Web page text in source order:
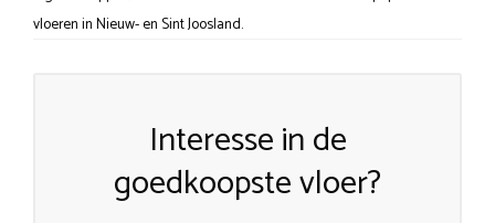
vloeren in Nieuw- en Sint Joosland.
Interesse in de
goedkoopste vloer?